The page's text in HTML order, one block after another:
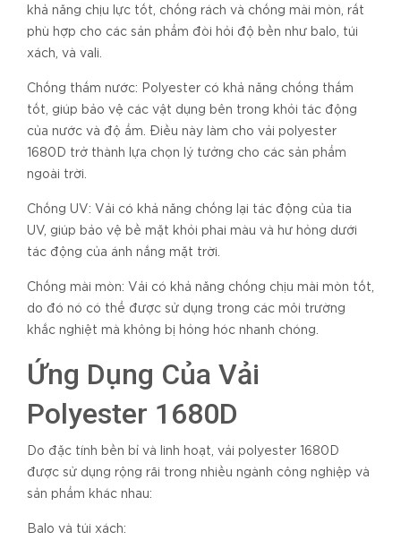
khả năng chịu lực tốt, chống rách và chống mài mòn, rất
phù hợp cho các sản phẩm đòi hỏi độ bền như balo, túi
xách, và vali.
Chống thấm nước: Polyester có khả năng chống thấm
tốt, giúp bảo vệ các vật dụng bên trong khỏi tác động
của nước và độ ẩm. Điều này làm cho vải polyester
1680D trở thành lựa chọn lý tưởng cho các sản phẩm
ngoài trời.
Chống UV: Vải có khả năng chống lại tác động của tia
UV, giúp bảo vệ bề mặt khỏi phai màu và hư hỏng dưới
tác động của ánh nắng mặt trời.
Chống mài mòn: Vải có khả năng chống chịu mài mòn tốt,
do đó nó có thể được sử dụng trong các môi trường
khắc nghiệt mà không bị hỏng hóc nhanh chóng.
Ứng Dụng Của Vải
Polyester 1680D
Do đặc tính bền bỉ và linh hoạt, vải polyester 1680D
được sử dụng rộng rãi trong nhiều ngành công nghiệp và
sản phẩm khác nhau:
Balo và túi xách: